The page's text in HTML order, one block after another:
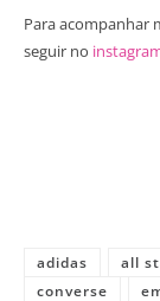
Para acompanhar
seguir no
adidas all
converse